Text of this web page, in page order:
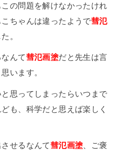
の問題を解けなかったけれ
ちゃんは違ったようで彗氾
。
んて彗氾画塗だと先生は言
います。
思ってしまったらいつまで
も、科学だと思えば楽しく
せるなんて彗氾画塗 、ご褒